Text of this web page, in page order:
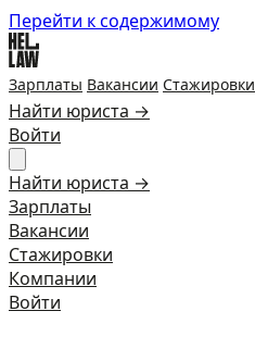
Перейти к содержимому
Зарплаты Вакансии Стажировки
Найти юриста →
Войти
Найти юриста →
Зарплаты
Вакансии
Стажировки
Компании
Войти